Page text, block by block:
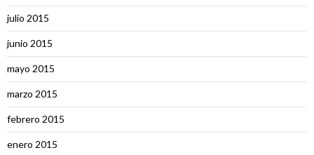
julio 2015
junio 2015
mayo 2015
marzo 2015
febrero 2015
enero 2015